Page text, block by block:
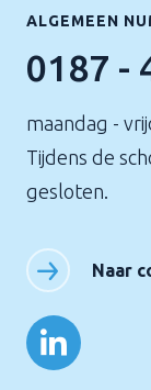
ALGEMEEN
0187 -
maandag -
Tijdens de
gesloten.
Naar